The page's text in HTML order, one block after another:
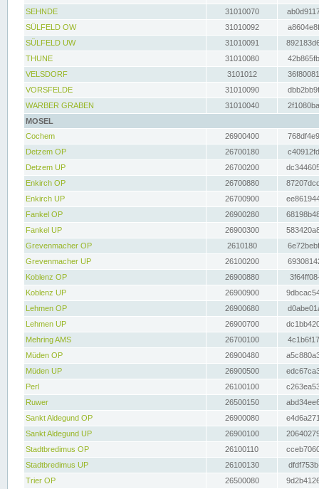
SEHNDE
31010070
SÜLFELD OW
31010092
SÜLFELD UW
31010091
THUNE
31010080
VELSDORF
3101012
VORSFELDE
31010090
WARBER GRABEN
31010040
MOSEL
Cochem
26900400
Detzem OP
26700180
Detzem UP
26700200
Enkirch OP
26700880
Enkirch UP
26700900
Fankel OP
26900280
Fankel UP
26900300
Grevenmacher OP
2610180
Grevenmacher UP
26100200
Koblenz OP
26900880
Koblenz UP
26900900
Lehmen OP
26900680
Lehmen UP
26900700
Mehring AMS
26700100
Müden OP
26900480
Müden UP
26900500
Perl
26100100
Ruwer
26500150
Sankt Aldegund OP
26900080
Sankt Aldegund UP
26900100
Stadtbredimus OP
26100110
Stadtbredimus UP
26100130
Trier OP
26500080